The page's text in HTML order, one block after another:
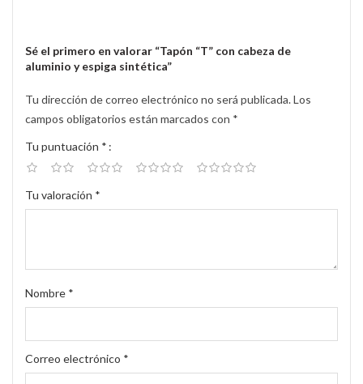
Sé el primero en valorar “Tapón “T” con cabeza de
aluminio y espiga sintética”
Tu dirección de correo electrónico no será publicada.Los
campos obligatorios están marcados con *
Tu puntuación *
Tu valoración *
Nombre *
Correo electrónico *